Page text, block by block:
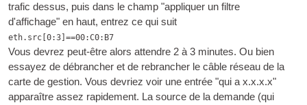
trafic dessus, puis dans le champ "appliquer un filtre
d'affichage" en haut, entrez ce qui suit
eth.src[0:3]==00:C0:B7
Vous devrez peut-être alors attendre 2 à 3 minutes. Ou bien
essayez de débrancher et de rebrancher le câble réseau de la
carte de gestion. Vous devriez voir une entrée "qui a x.x.x.x"
apparaître assez rapidement. La source de la demande (qui